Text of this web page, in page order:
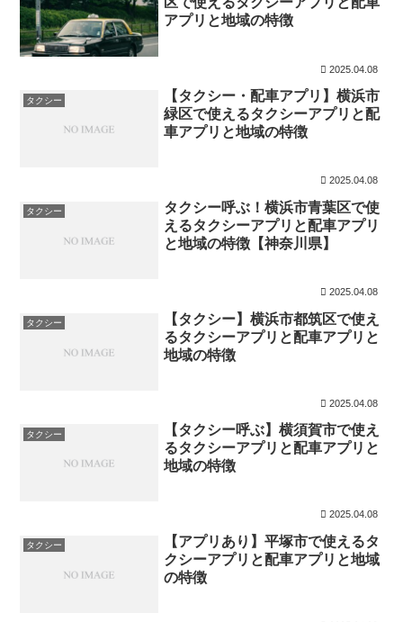
アプリと地域の特徴
2025.04.08
タクシー
【タクシー・配車アプリ】横浜市
緑区で使えるタクシーアプリと配
車アプリと地域の特徴
2025.04.08
タクシー
タクシー呼ぶ！横浜市青葉区で使
えるタクシーアプリと配車アプリ
と地域の特徴【神奈川県】
2025.04.08
タクシー
【タクシー】横浜市都筑区で使え
るタクシーアプリと配車アプリと
地域の特徴
2025.04.08
タクシー
【タクシー呼ぶ】横須賀市で使え
るタクシーアプリと配車アプリと
地域の特徴
2025.04.08
タクシー
【アプリあり】平塚市で使えるタ
クシーアプリと配車アプリと地域
の特徴